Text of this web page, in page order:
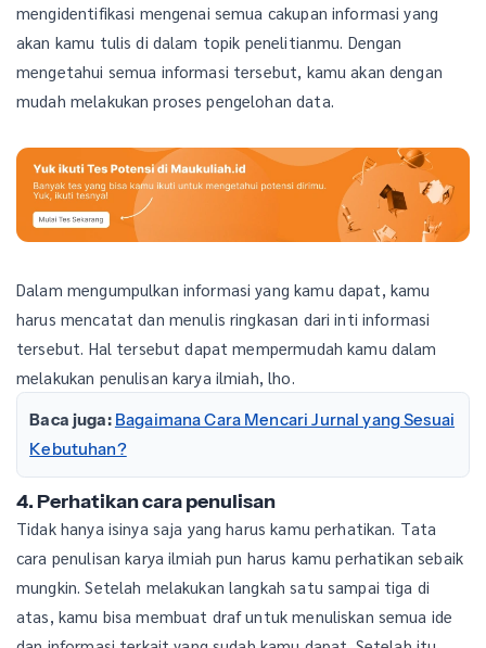
mengidentifikasi mengenai semua cakupan informasi yang
akan kamu tulis di dalam topik penelitianmu. Dengan
mengetahui semua informasi tersebut, kamu akan dengan
mudah melakukan proses pengelohan data.
Dalam mengumpulkan informasi yang kamu dapat, kamu
harus mencatat dan menulis ringkasan dari inti informasi
tersebut. Hal tersebut dapat mempermudah kamu dalam
melakukan penulisan karya ilmiah, lho.
Baca juga: Bagaimana Cara Mencari Jurnal yang Sesuai
Kebutuhan?
4. Perhatikan cara penulisan
Tidak hanya isinya saja yang harus kamu perhatikan. Tata
cara penulisan karya ilmiah pun harus kamu perhatikan sebaik
mungkin. Setelah melakukan langkah satu sampai tiga di
atas, kamu bisa membuat draf untuk menuliskan semua ide